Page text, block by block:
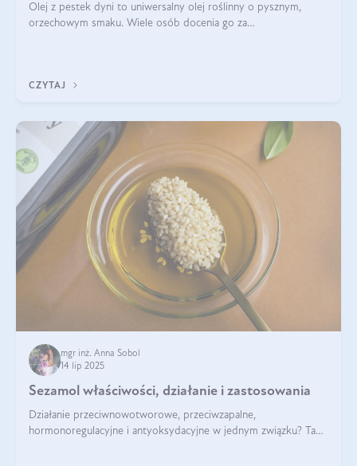
Olej z pestek dyni to uniwersalny olej roślinny o pysznym,
orzechowym smaku. Wiele osób docenia go za
CZYTAJ
mgr inż. Anna Sobol
14 lip 2025
Sezamol właściwości, działanie i zastosowania
Działanie przeciwnowotworowe, przeciwzapalne,
hormonoregulacyjne i antyoksydacyjne w jednym związku? Tak